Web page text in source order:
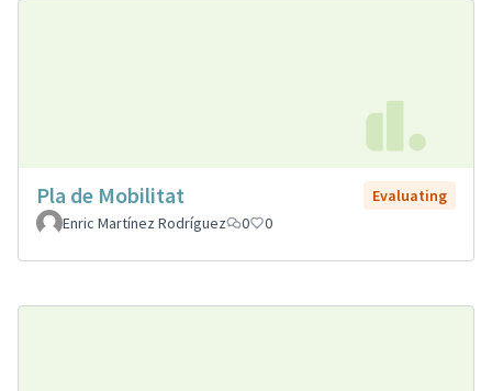
Pla de Mobilitat
Evaluating
Enric Martínez Rodríguez
0 0